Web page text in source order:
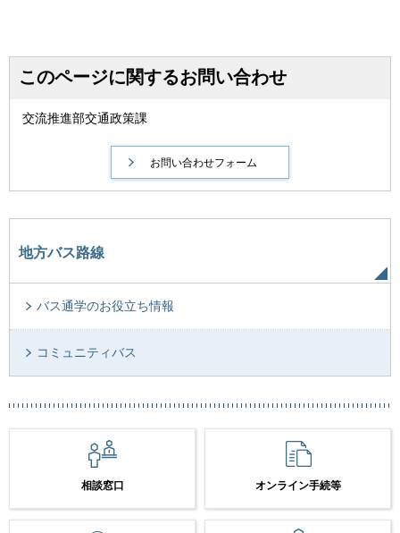
このページに関するお問い合わせ
交流推進部交通政策課
地方バス路線
バス通学のお役立ち情報
コミュニティバス
相談窓口 オンライン手続等